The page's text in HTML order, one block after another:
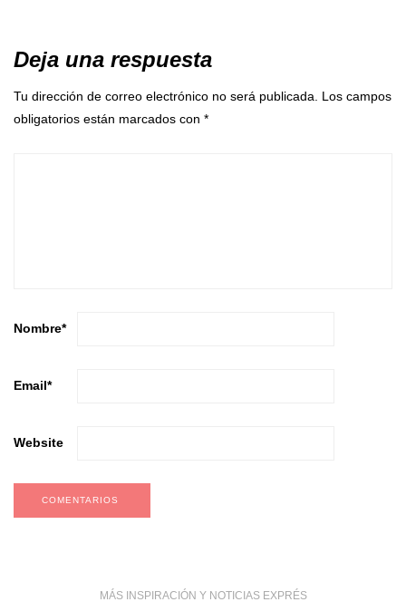
Deja una respuesta
Tu dirección de correo electrónico no será publicada. Los campos
obligatorios están marcados con *
Nombre*
Email*
Website
MÁS INSPIRACIÓN Y NOTICIAS EXPRÉS